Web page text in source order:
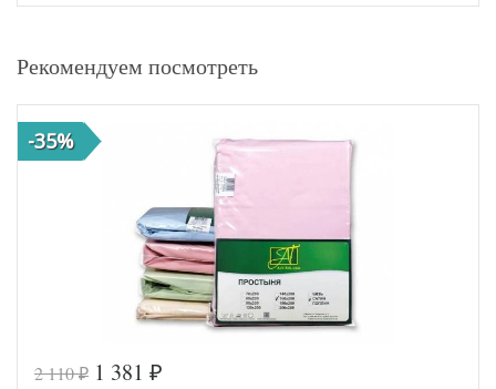
Рекомендуем посмотреть
-35%
2 110₽ 1 381 ₽